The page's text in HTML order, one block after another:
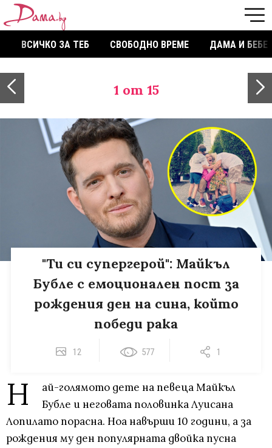
ВСИЧКО ЗА ТЕБ СВОБОДНО ВРЕМЕ ДАМА И БЕБЕ
1 от 15
"Ти си супергерой": Майкъл
Бубле с емоционален пост за
рождения ден на сина, който
победи рака
12 577 1
Н
ай-голямото дете на певеца Майкъл
Бубле и неговата половинка Луисана
Лопилато порасна. Ноа навърши 10 години, а за
рождения му ден популярната двойка пусна